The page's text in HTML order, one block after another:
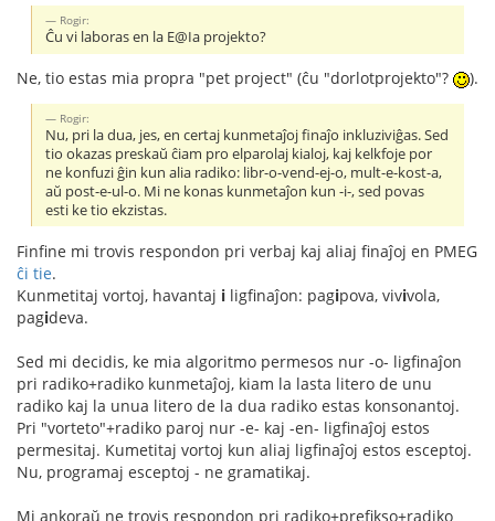
Rogir:
Ĉu vi laboras en la E@Ia projekto?
Ne, tio estas mia propra "pet project" (ĉu "dorlotprojekto"? ).
Rogir:
Nu, pri la dua, jes, en certaj kunmetaĵoj finaĵo inkluziviĝas. Sed
tio okazas preskaŭ ĉiam pro elparolaj kialoj, kaj kelkfoje por
ne konfuzi ĝin kun alia radiko: libr-o-vend-ej-o, mult-e-kost-a,
aŭ post-e-ul-o. Mi ne konas kunmetaĵon kun -i-, sed povas
esti ke tio ekzistas.
Finfine mi trovis respondon pri verbaj kaj aliaj finaĵoj en PMEG
ĉi tie.
Kunmetitaj vortoj, havantaj i ligfinaĵon: pagipova, vivivola,
pagideva.
Sed mi decidis, ke mia algoritmo permesos nur -o- ligfinaĵon
pri radiko+radiko kunmetaĵoj, kiam la lasta litero de unu
radiko kaj la unua litero de la dua radiko estas konsonantoj.
Pri "vorteto"+radiko paroj nur -e- kaj -en- ligfinaĵoj estos
permesitaj. Kumetitaj vortoj kun aliaj ligfinaĵoj estos esceptoj.
Nu, programaj esceptoj - ne gramatikaj.
Mi ankoraŭ ne trovis respondon pri radiko+prefikso+radiko